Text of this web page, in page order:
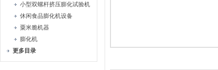
小型双螺杆挤压膨化试验机
休闲食品膨化机设备
粟米脆机器
膨化机
更多目录